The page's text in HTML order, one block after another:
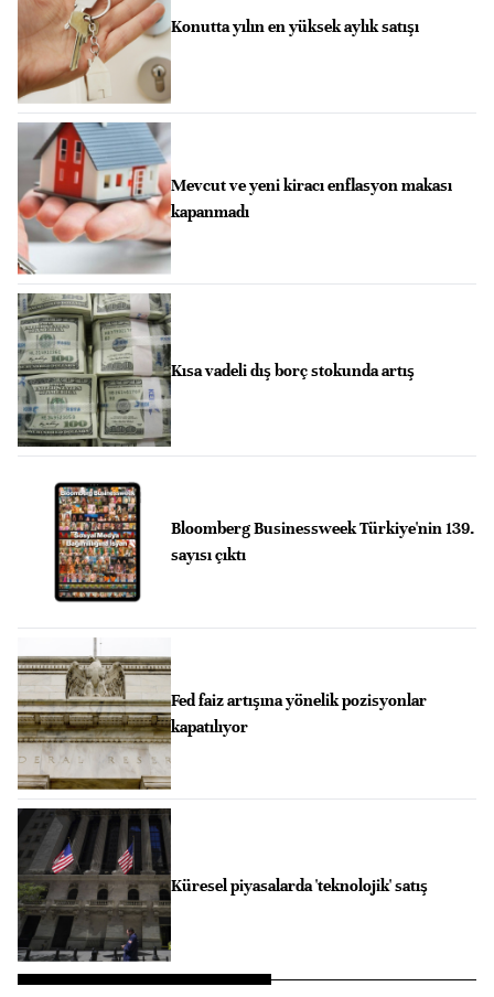
Konutta yılın en yüksek aylık satışı
Mevcut ve yeni kiracı enflasyon makası
kapanmadı
Kısa vadeli dış borç stokunda artış
Bloomberg Businessweek Türkiye'nin 139.
sayısı çıktı
Fed faiz artışına yönelik pozisyonlar
kapatılıyor
Küresel piyasalarda 'teknolojik' satış